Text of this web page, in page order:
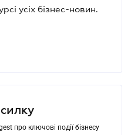
усіх бізнес-новин.
про ключові події бізнесу